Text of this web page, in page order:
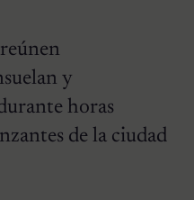
y
horas
de la ciudad